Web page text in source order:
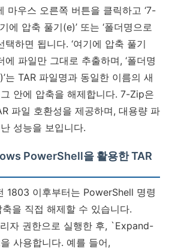
마우스 오른쪽 버튼을 클릭하고 ‘7-
에 압축 풀기(e)’ 또는 ‘폴더명으로
택하면 됩니다. ‘여기에 압축 풀기
에 파일만 그대로 추출하며, ‘폴더명
는 TAR 파일명과 동일한 이름의 새
안에 압축을 해제합니다. 7-Zip은
파일 호환성을 제공하며, 대용량 파
성능을 보입니다.
PowerShell을 활용한 TAR
1803 이후부터는 PowerShell 명령
을 직접 해제할 수 있습니다.
자 권한으로 실행한 후, `Expand-
사용합니다. 예를 들어,